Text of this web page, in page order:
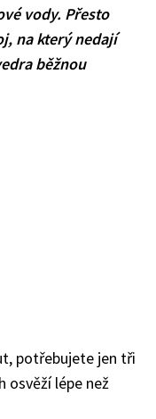
vody. Přesto
na který nedají
běžnou
potřebujete jen tři
osvěží lépe než